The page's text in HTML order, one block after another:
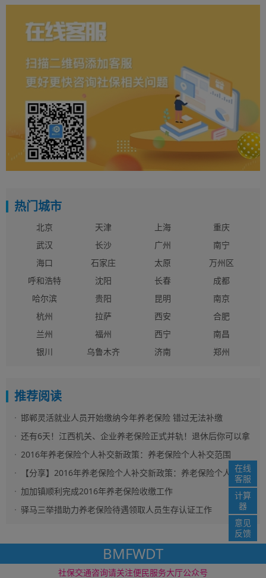
热门城市
北京 天津 上海
重庆
武汉
长沙 广州
南宁
海口
石家庄 太原
万州区
呼和浩特
沈阳 长春
成都
哈尔滨
贵阳 昆明
南京
杭州
拉萨 西安
合肥
兰州
福州 西宁
南昌
银川
乌鲁木齐 济南 郑州
推荐阅读
邯郸灵活就业人员开始缴纳今年养老保险 错过无法补缴
还有6天！江西机关、企业养老保险正式并轨！退休后你可以拿
多少？
2016年养老保险个人补交新政策：养老保险个人补交范围
【分享】2016年养老保险个人补交新政策：养老保险个人补交
范围
加加镇顺利完成2016年养老保险收缴工作
驿马三举措助力养老保险待遇领取人员生存认证工作
社保资讯网 版权所 免责声明
网站地图
在线
客服
计算
器
意见
反馈
BMFWDT
社保交通咨询请关注便民服务大厅公众号